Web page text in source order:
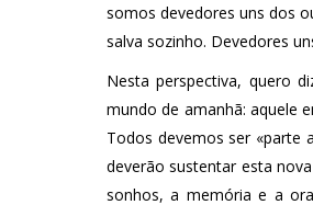
somos devedores uns dos
salva sozinho. Devedores
Nesta perspectiva, quero
mundo de amanhã: aquele
Todos devemos ser «parte
deverão sustentar esta
sonhos, a memória e a